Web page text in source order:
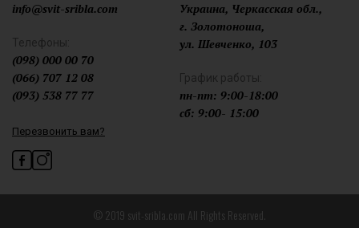
info@svit-sribla.com
Телефоны:
(098) 000 00 70
(066) 707 12 08
(093) 538 77 77
Перезвонить вам?
Украина, Черкасская обл.,
г. Золотоноша,
ул. Шевченко, 103
График работы:
пн-пт: 9:00-18:00
сб: 9:00- 15:00
© 2019 svit-sribla.com All Rights Reserved.